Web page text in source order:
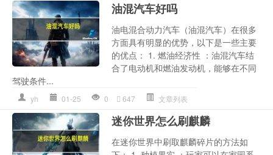
油混汽车好吗
油电混合动力汽车（油混汽车）在很多
方面具有明显的优势，以下是一些主要
的优点： 1. 燃油经济性 ：油混汽车结
合了电动机和燃油发动机，能够在不同
驾驶条件...
yh 01-25 0 647 文章列表
迷你世界怎么刷麒麟
在迷你世界中刷取麒麟碎片的方法如